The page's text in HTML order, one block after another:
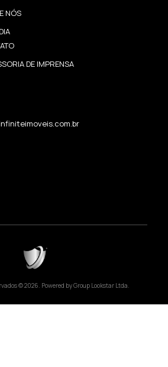
NÓS
DE IMPRENSA
© 2026. Powered by Group Lookstar Ltda.